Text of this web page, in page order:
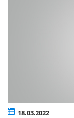
18.03.2022